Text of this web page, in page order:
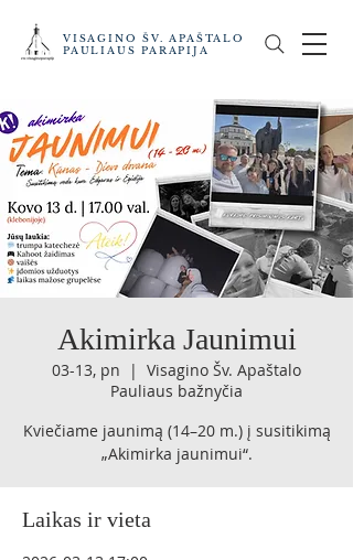
VISAGINO ŠV. APAŠTALO
PAULIAUS PARAPIJA
Akimirka Jaunimui
03-13, pn
  |
Visagino Šv. Apaštalo
Pauliaus bažnyčia
Kviečiame jaunimą (14–20 m.) į susitikimą
„Akimirka jaunimui“.
Laikas ir vieta